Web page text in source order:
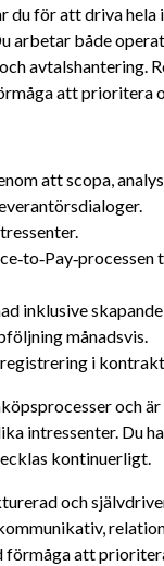
du för att driva
arbetar både
avtalshantering.
att prioritera
att scopa,
inklusive
månadsvis.
i
och
intressenter. Du
kontinuerligt.
och
förmåga att